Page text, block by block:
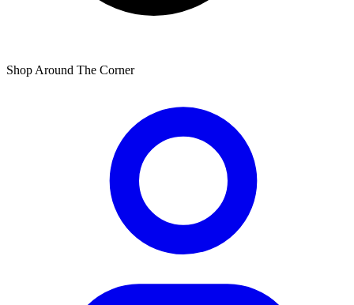
Shop Around The Corner